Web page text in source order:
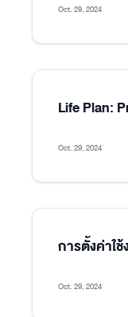
Oct. 29, 2024
Life Plan:
Oct. 29, 2024
การตั้งค่าใ
Oct. 29, 2024